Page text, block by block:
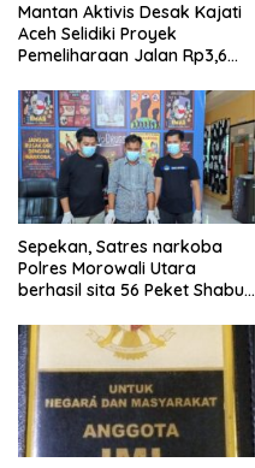
Mantan Aktivis Desak Kajati
Aceh Selidiki Proyek
Pemeliharaan Jalan Rp3,6
Sepekan, Satres narkoba
Polres Morowali Utara
berhasil sita 56 Peket Shabu
pelaku